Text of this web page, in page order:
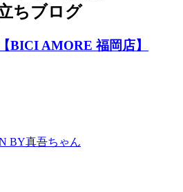
ちブログ
BICI AMORE 福岡店】
BY真吾ちゃん